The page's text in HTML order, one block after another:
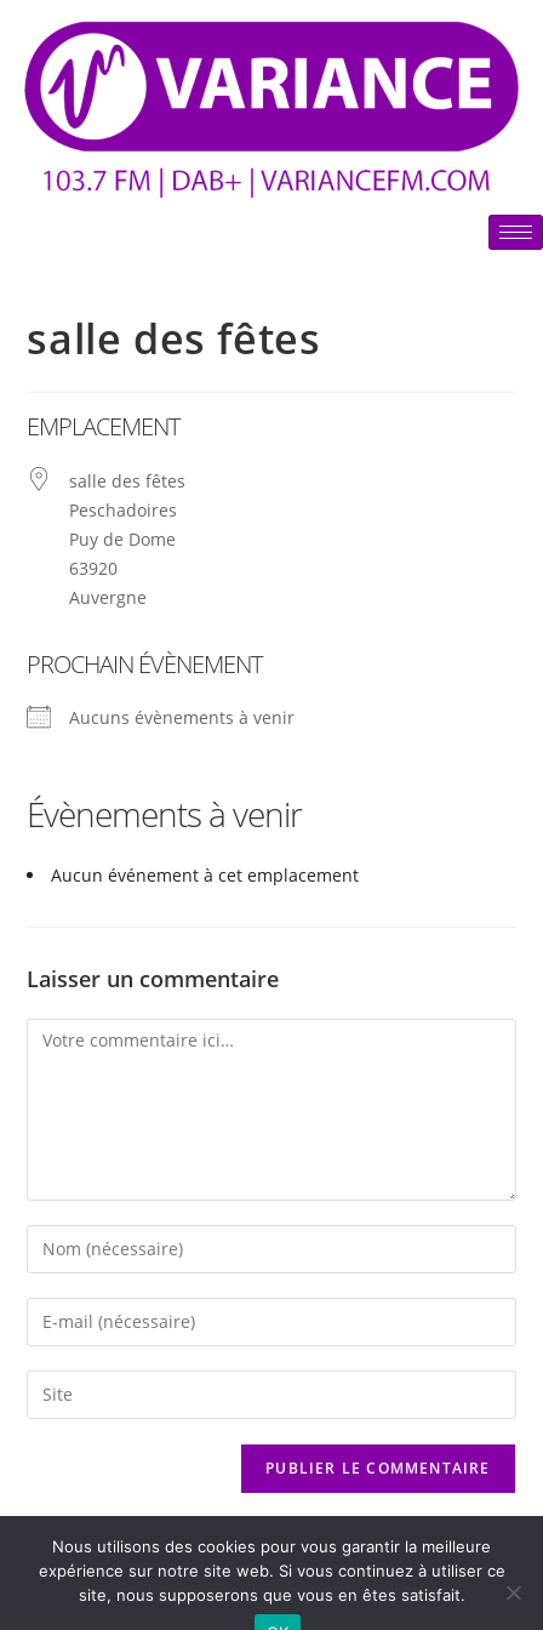
salle des fêtes
EMPLACEMENT
salle des fêtes
Peschadoires
Puy de Dome
63920
Auvergne
PROCHAIN ÉVÈNEMENT
Aucuns évènements à venir
Évènements à venir
Aucun événement à cet emplacement
Laisser un commentaire
Nous utilisons des cookies pour vous garantir la meilleure
expérience sur notre site web. Si vous continuez à utiliser ce
site, nous supposerons que vous en êtes satisfait.